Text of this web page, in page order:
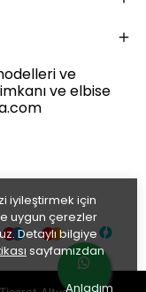
iyileştirmek için
uygun çerezler
Detaylı bilgiye
sayfamızdan
Anladım
ve
ve elbise